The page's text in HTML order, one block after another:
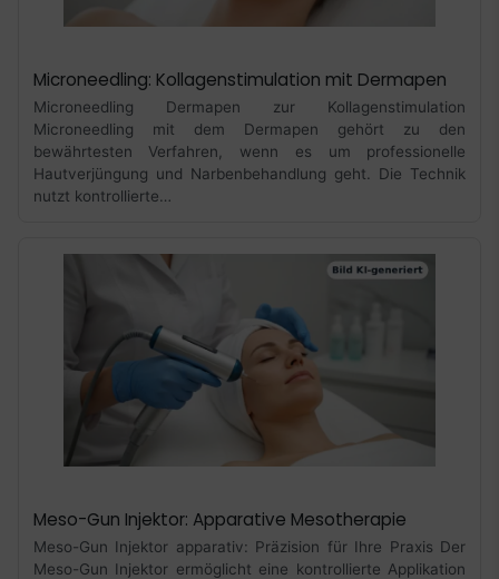
Microneedling: Kollagenstimulation mit Dermapen
Microneedling Dermapen zur Kollagenstimulation
Microneedling mit dem Dermapen gehört zu den
bewährtesten Verfahren, wenn es um professionelle
Hautverjüngung und Narbenbehandlung geht. Die Technik
nutzt kontrollierte…
Meso-Gun Injektor: Apparative Mesotherapie
Meso-Gun Injektor apparativ: Präzision für Ihre Praxis Der
Meso-Gun Injektor ermöglicht eine kontrollierte Applikation